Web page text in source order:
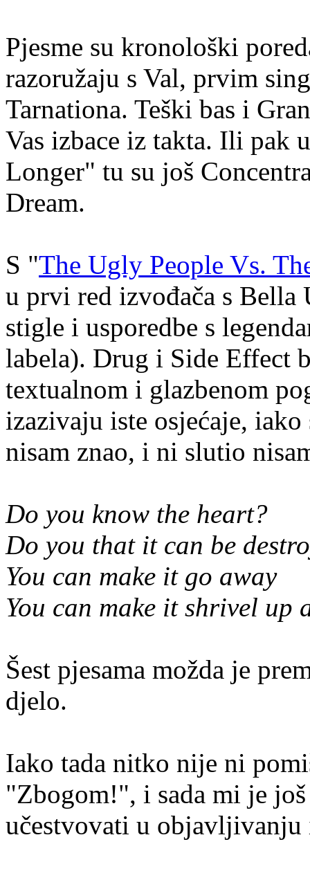
Pjesme su kronološki
razoružaju s Val, prvim
Tarnationa. Teški bas i
Vas izbace iz takta. Ili pak
Longer" tu su još
Dream.
S "The Ugly People Vs.
u prvi red izvođača s Bella
stigle i usporedbe s
labela). Drug i Side Effect
textualnom i glazbenom
izazivaju iste osjećaje,
nisam znao, i ni slutio
Do you know the heart?
Do you that it can be
You can make it go away
You can make it shrivel up
Šest pjesama možda je
djelo.
Iako tada nitko nije ni
"Zbogom!", i sada mi je
učestvovati u objavljivanju